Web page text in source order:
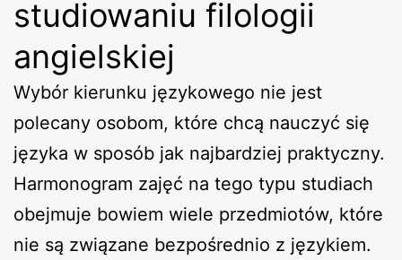
studiowaniu filologii
angielskiej
Wybór kierunku językowego nie jest
polecany osobom, które chcą nauczyć się
języka w sposób jak najbardziej praktyczny.
Harmonogram zajęć na tego typu studiach
obejmuje bowiem wiele przedmiotów, które
nie są związane bezpośrednio z językiem.